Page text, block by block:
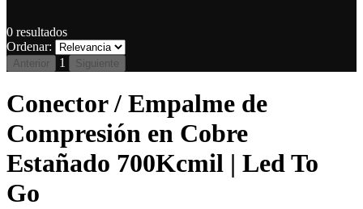
0 resultados
Ordenar:
Anterior 1 Siguiente
Conector / Empalme de
Compresión en Cobre
Estañado 700Kcmil | Led To
Go